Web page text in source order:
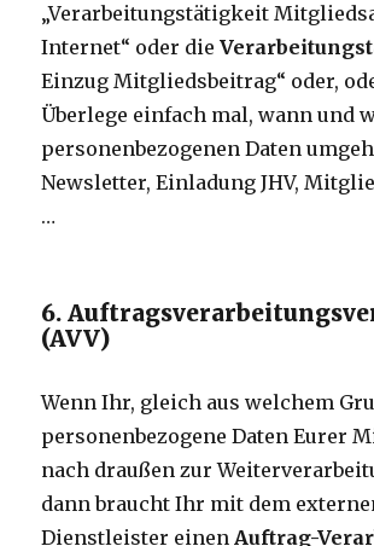
„Verarbeitungstätigkeit
Internet“ oder die
Einzug Mitgliedsbeitrag“ oder,
Überlege einfach mal, wann und
personenbezogenen Daten
Newsletter, Einladung JHV,
…
6.
(AVV)
Wenn Ihr, gleich aus welchem
personenbezogene Daten Eurer
nach draußen zur
dann braucht Ihr mit dem
Dienstleister einenAuftrag-